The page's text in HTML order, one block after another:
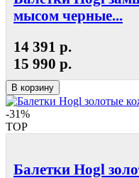
мысом черные...
14 391 р.
15 990 р.
В корзину
-31%
TOP
Балетки Hogl